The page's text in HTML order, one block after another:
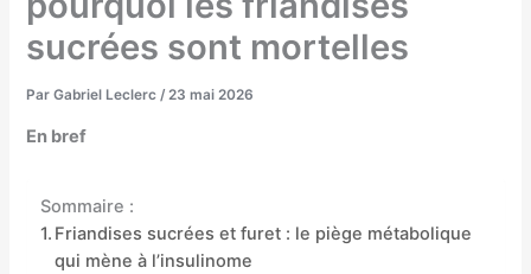
sucrées sont mortelles
ParGabriel Leclerc /23 mai 2026
En bref
Sommaire :
Friandises sucrées et furet : le piège métabolique
qui mène à l’insulinome